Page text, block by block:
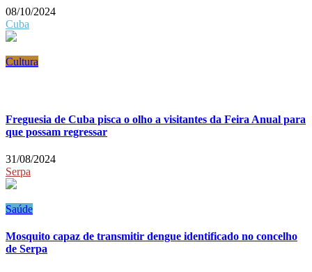
08/10/2024
Cuba
Cultura
Freguesia de Cuba pisca o olho a visitantes da Feira Anual para
que possam regressar
31/08/2024
Serpa
Saúde
Mosquito capaz de transmitir dengue identificado no concelho
de Serpa